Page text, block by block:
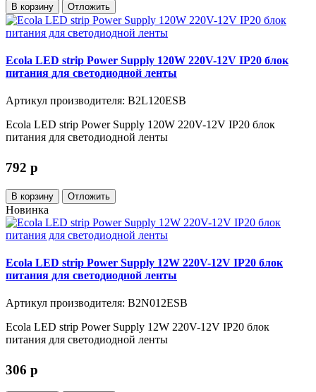
В корзину Отложить
Ecola LED strip Power Supply 120W 220V-12V IP20 блок
питания для светодиодной ленты
Артикул производителя: B2L120ESB
Ecola LED strip Power Supply 120W 220V-12V IP20 блок
питания для светодиодной ленты
792 p
В корзину Отложить
Новинка
Ecola LED strip Power Supply 12W 220V-12V IP20 блок
питания для светодиодной ленты
Артикул производителя: B2N012ESB
Ecola LED strip Power Supply 12W 220V-12V IP20 блок
питания для светодиодной ленты
306 p